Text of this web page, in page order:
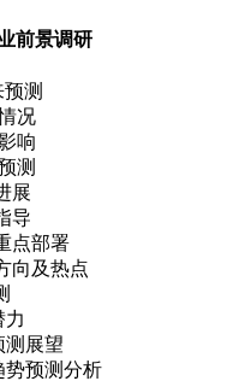
前景调研
测
况
响
测
展
导
点部署
向及热点
力
测展望
势预测分析